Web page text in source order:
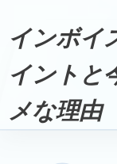
インボイ
イントと
メな理由